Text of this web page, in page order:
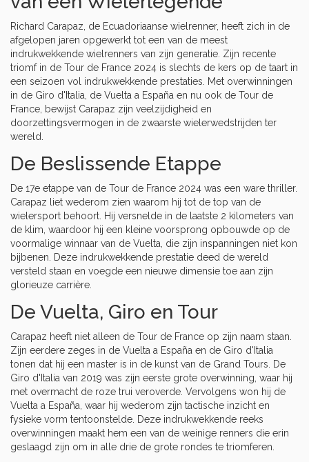
Richard Carapaz, de Ecuadoriaanse wielrenner, heeft zich in de
afgelopen jaren opgewerkt tot een van de meest
indrukwekkende wielrenners van zijn generatie. Zijn recente
triomf in de Tour de France 2024 is slechts de kers op de taart in
een seizoen vol indrukwekkende prestaties. Met overwinningen
in de Giro d'Italia, de Vuelta a España en nu ook de Tour de
France, bewijst Carapaz zijn veelzijdigheid en
doorzettingsvermogen in de zwaarste wielerwedstrijden ter
wereld.
De Beslissende Etappe
De 17e etappe van de Tour de France 2024 was een ware thriller.
Carapaz liet wederom zien waarom hij tot de top van de
wielersport behoort. Hij versnelde in de laatste 2 kilometers van
de klim, waardoor hij een kleine voorsprong opbouwde op de
voormalige winnaar van de Vuelta, die zijn inspanningen niet kon
bijbenen. Deze indrukwekkende prestatie deed de wereld
versteld staan en voegde een nieuwe dimensie toe aan zijn
glorieuze carrière.
De Vuelta, Giro en Tour
Carapaz heeft niet alleen de Tour de France op zijn naam staan.
Zijn eerdere zeges in de Vuelta a España en de Giro d'Italia
tonen dat hij een master is in de kunst van de Grand Tours. De
Giro d'Italia van 2019 was zijn eerste grote overwinning, waar hij
met overmacht de roze trui veroverde. Vervolgens won hij de
Vuelta a España, waar hij wederom zijn tactische inzicht en
fysieke vorm tentoonstelde. Deze indrukwekkende reeks
overwinningen maakt hem een van de weinige renners die erin
geslaagd zijn om in alle drie de grote rondes te triomferen.